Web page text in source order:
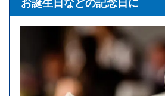
機を使ってお出かけされる方へは
港各ターミナルまでお送りして
はバリアフリー対応がなされて
かつ移動距離の短い乗降場所へ
例えば、東京駅では、化粧室も
用待合所のある丸の内南口は、
どへのご乗車までの間、ゆっくり
お誕生日などの記念日に